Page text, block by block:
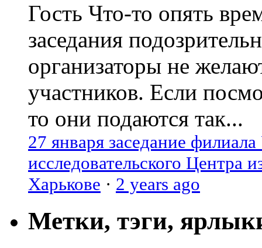
Гость Что-то опять
заседания
организаторы не
участников. Если
то они подаются так...
27 января заседание
исследовательского Центра
Харькове · 2 years ago
Метки, тэги,